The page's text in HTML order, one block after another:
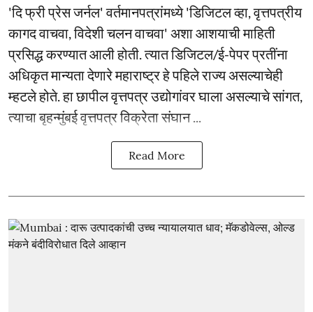
'दि फ्री प्रेस जर्नल' वर्तमानपत्रांमध्ये 'डिजिटल व्हा, वृत्तपत्रीय
कागद वाचवा, विदेशी चलन वाचवा' अशा आशयाची माहिती
प्रसिद्ध करण्यात आली होती. त्यात डिजिटल/ई-पेपर प्रतींना
अधिकृत मान्यता देणारे महाराष्ट्र हे पहिले राज्य असल्याचेही
म्हटले होते. हा छापील वृत्तपत्र उद्योगांवर घाला असल्याचे सांगत,
त्याचा बृहन्मुंबई वृत्तपत्र विक्रेता संघान ...
Read More